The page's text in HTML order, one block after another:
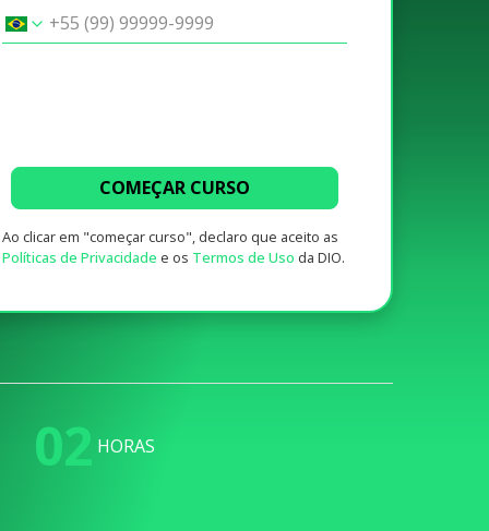
COMEÇAR CURSO
Ao clicar em "começar curso", declaro que aceito as
Políticas de Privacidade e os Termos de Uso da DIO.
02 HORAS